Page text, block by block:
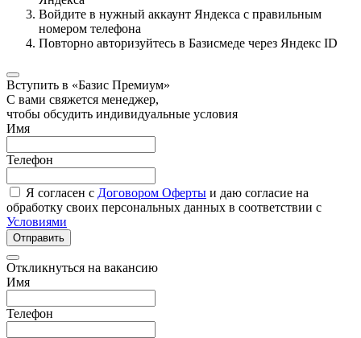
Войдите в нужный аккаунт Яндекса с правильным
номером телефона
Повторно авторизуйтесь в Базисмеде через Яндекс ID
Вступить в «Базис Премиум»
С вами свяжется менеджер,
чтобы обсудить индивидуальные условия
Имя
Телефон
Я согласен с Договором Оферты и даю согласие на
обработку своих персональных данных в соответствии с
Условиями
Отправить
Откликнуться на вакансию
Имя
Телефон